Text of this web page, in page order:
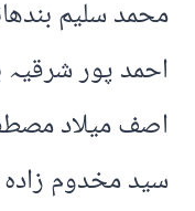
محمد سلیم
احمد پور
اصف میلاد
سید مخدوم